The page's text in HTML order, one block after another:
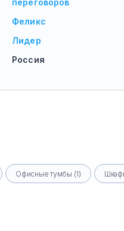
переговоров
Феликс
Лидер
Россия
Офисные тумбы (1)